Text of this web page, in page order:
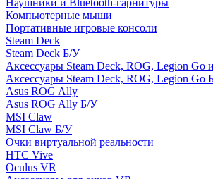
Наушники и Bluetooth-гарнитуры
Компьютерные мыши
Портативные игровые консоли
Steam Deck
Steam Deck Б/У
Аксессуары Steam Deck, ROG, Legion Go
Аксессуары Steam Deck, ROG, Legion Go
Asus ROG Ally
Asus ROG Ally Б/У
MSI Claw
MSI Claw Б/У
Очки виртуальной реальности
HTC Vive
Oculus VR